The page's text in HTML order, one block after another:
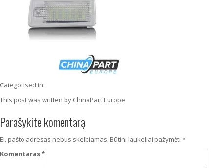
Categorised in:
This post was written by ChinaPart Europe
Parašykite komentarą
El. pašto adresas nebus skelbiamas. Būtini laukeliai pažymėti *
Komentaras*